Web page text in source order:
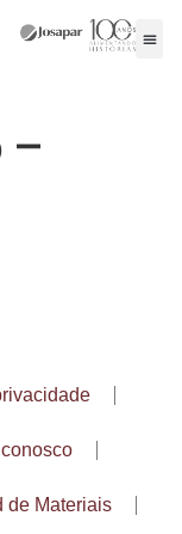
–
de Materiais